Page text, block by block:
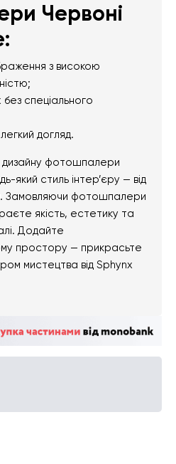
Червоні
з високою
спеціального
догляд.
дизайну фотошпалери
який стиль інтер’єру — від
Замовляючи фотошпалери
якість, естетику та
Додайте
простору — прикрасьте
мистецтва від Sphynx